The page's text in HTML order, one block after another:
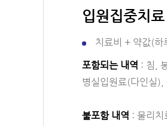
입원집중치
치료비 + 약값(
포함되는 내역 : 침,
병실입원료(다인실
불포함 내역 : 물리치